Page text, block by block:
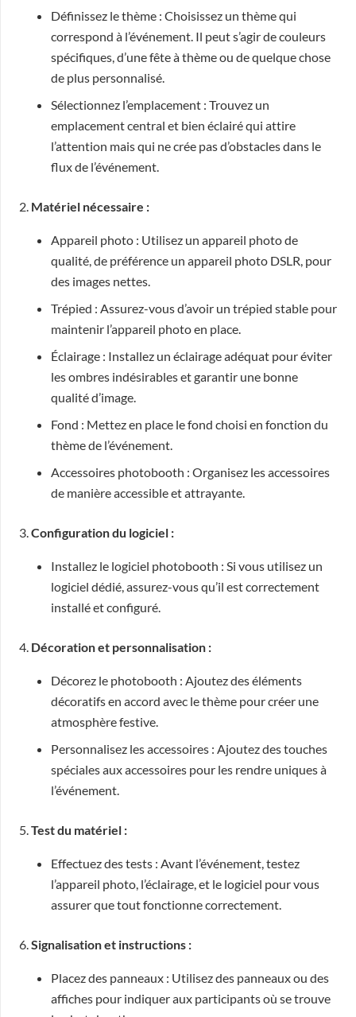
Définissez le thème : Choisissez un thème qui
correspond à l’événement. Il peut s’agir de couleurs
spécifiques, d’une fête à thème ou de quelque chose
de plus personnalisé.
Sélectionnez l’emplacement : Trouvez un
emplacement central et bien éclairé qui attire
l’attention mais qui ne crée pas d’obstacles dans le
flux de l’événement.
2. Matériel nécessaire :
Appareil photo : Utilisez un appareil photo de
qualité, de préférence un appareil photo DSLR, pour
des images nettes.
Trépied : Assurez-vous d’avoir un trépied stable pour
maintenir l’appareil photo en place.
Éclairage : Installez un éclairage adéquat pour éviter
les ombres indésirables et garantir une bonne
qualité d’image.
Fond : Mettez en place le fond choisi en fonction du
thème de l’événement.
Accessoires photobooth : Organisez les accessoires
de manière accessible et attrayante.
3.Configuration du logiciel :
Installez le logiciel photobooth : Si vous utilisez un
logiciel dédié, assurez-vous qu’il est correctement
installé et configuré.
4. Décoration et personnalisation :
Décorez le photobooth : Ajoutez des éléments
décoratifs en accord avec le thème pour créer une
atmosphère festive.
Personnalisez les accessoires : Ajoutez des touches
spéciales aux accessoires pour les rendre uniques à
l’événement.
5.Test du matériel :
Effectuez des tests : Avant l’événement, testez
l’appareil photo, l’éclairage, et le logiciel pour vous
assurer que tout fonctionne correctement.
6.Signalisation et instructions :
Placez des panneaux : Utilisez des panneaux ou des
affiches pour indiquer aux participants où se trouve